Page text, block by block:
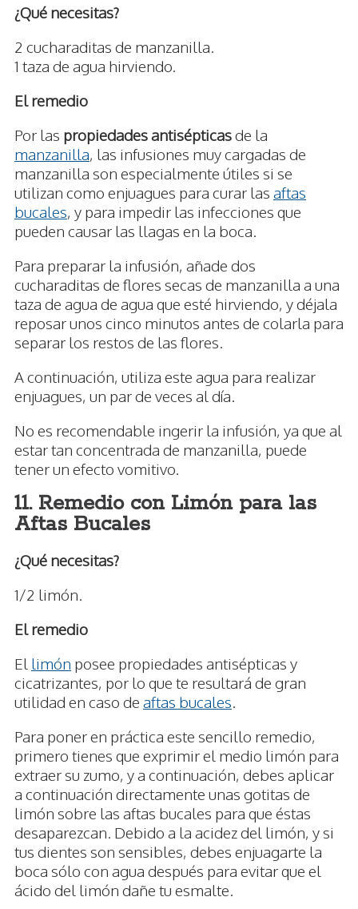
¿Qué necesitas?
2 cucharaditas de manzanilla.
1 taza de agua hirviendo.
El remedio
Por las propiedades antisépticasde la
manzanilla, las infusiones muy cargadas de
manzanilla son especialmente útiles si se
utilizan como enjuagues para curar las aftas
bucales, y para impedir las infecciones que
pueden causar las llagas en la boca.
Para preparar la infusión, añade dos
cucharaditas de flores secas de manzanilla a una
taza de agua de agua que esté hirviendo, y déjala
reposar unos cinco minutos antes de colarla para
separar los restos de las flores.
A continuación, utiliza este agua para realizar
enjuagues, un par de veces al día.
No es recomendable ingerir la infusión, ya que al
estar tan concentrada de manzanilla, puede
tener un efecto vomitivo.
11. Remedio con Limón para las
Aftas Bucales
¿Qué necesitas?
1/2 limón.
El remedio
El limón posee propiedades antisépticas y
cicatrizantes, por lo que te resultará de gran
utilidad en caso de aftas bucales
Para poner en práctica este sencillo remedio,
primero tienes que exprimir el medio limón para
extraer su zumo, y a continuación, debes aplicar
a continuación directamente unas gotitas de
limón sobre las aftas bucales para que éstas
desaparezcan. Debido a la acidez del limón, y si
tus dientes son sensibles, debes enjuagarte la
boca sólo con agua después para evitar que el
ácido del limón dañe tu esmalte.